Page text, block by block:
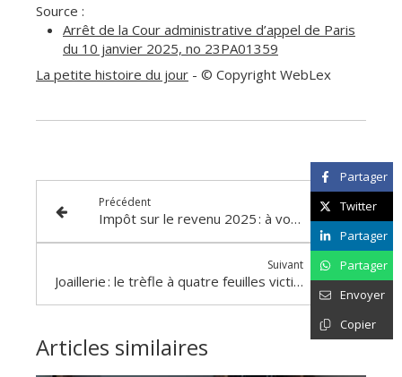
Source :
Arrêt de la Cour administrative d’appel de Paris
du 10 janvier 2025, no 23PA01359
La petite histoire du jour - © Copyright WebLex
Précédent
Impôt sur le revenu 2025 : à vos calculettes !
Suivant
Joaillerie : le trèfle à quatre feuilles victime d’un parasit(isme) ?
Articles similaires
Partager
Twitter
Partager
Partager
Envoyer
Copier